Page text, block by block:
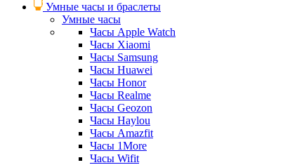
Умные часы и браслеты
Умные часы
Часы Apple Watch
Часы Xiaomi
Часы Samsung
Часы Huawei
Часы Honor
Часы Realme
Часы Geozon
Часы Haylou
Часы Amazfit
Часы 1More
Часы Wifit